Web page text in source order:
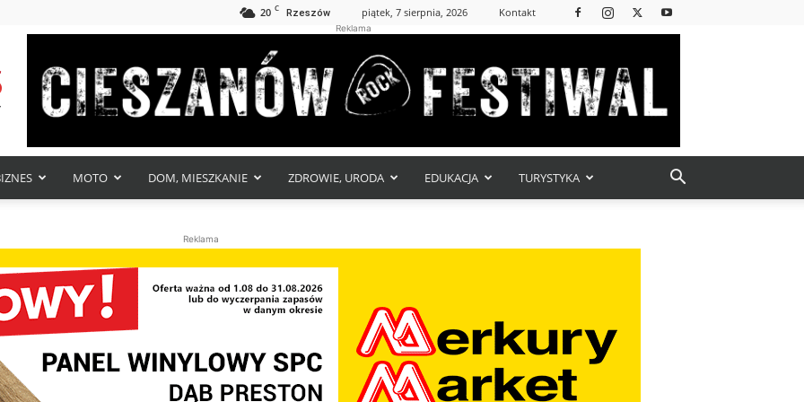
20 C Rzeszów piątek, 7 sierpnia, 2026 Kontakt
Reklama
MOTO DOM, MIESZKANIE ZDROWIE, URODA EDUKACJA TURYSTYKA
Reklama